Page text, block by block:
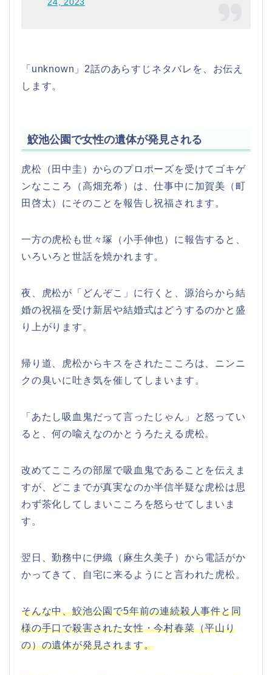
24, 2023
「unknown」2話のあらすじネタバレを、お伝え
します。
鮫池公園で女性の遺体が発見される
虎松（田中圭）からのプロポーズを受けてゴキゲ
ンなこころ（高畑充希）は、仕事中に加賀美（町
田啓太）にそのことを報告し祝福されます。
一方の虎松も世々塚（小手伸也）に報告すると、
いろいろと世話を焼かれます。
夜、虎松が「どんぞこ」に行くと、源治らから結
婚の祝福を受け新居や結婚式はどうするのかと盛
り上がります。
帰り道、虎松からキスをされたこころは、ニンニ
クの臭いに吐き気を催してしまいます。
「あたし吸血鬼だって言ったじゃん」と怒ってい
ると、何の喩えなのかとうろたえる虎松。
改めてこころの部屋で吸血鬼であることを伝えま
すが、どこまでが真実なのか半信半疑な虎松は思
わず茶化してしまいこころを怒らせてしまいま
す。
翌日、勤務中に伊織（麻生久美子）から電話がか
かってきて、自宅に来るようにと言われた虎松。
そんな中、鮫池公園で5年前の連続殺人事件と同
様の手口で殺害された女性・今村春菜（平山り
の）の遺体が発見されます。